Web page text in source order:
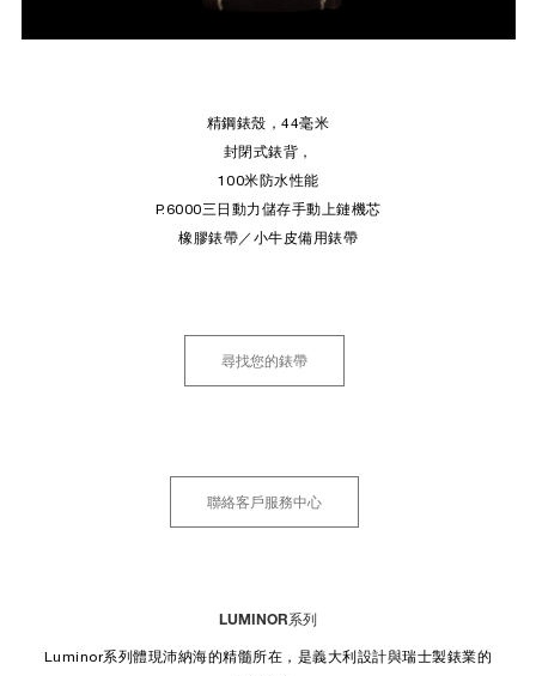
精鋼錶殼，44毫米
封閉式錶背，
100米防水性能
P.6000三日動力儲存手動上鏈機芯
橡膠錶帶／小牛皮備用錶帶
尋找您的錶帶
聯絡客戶服務中心
LUMINOR系列
Luminor系列體現沛納海的精髓所在，是義大利設計與瑞士製錶業的